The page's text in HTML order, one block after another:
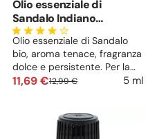
Olio essenziale di
Sandalo Indiano
Biologico
Olio essenziale di Sandalo
bio, aroma tenace, fragranza
dolce e persistente. Per la
pelle matura, secca e
diffusione, massaggi, bagni,
suffumigi, creme viso e
11,69 €12,99 € 5 ml